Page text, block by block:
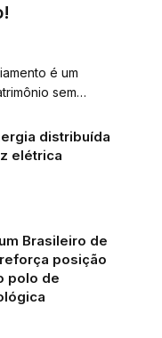
é um
sem…
distribuída
elétrica
Brasileiro de
posição
polo de